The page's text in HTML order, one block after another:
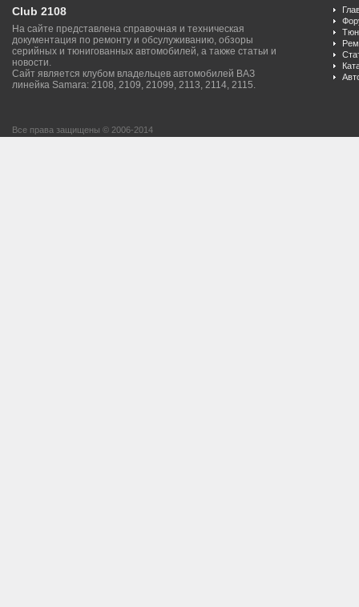
Club 2108
На сайте представлена справочная и техническая
документация по ремонту и обсулуживанию, обзоры
серийных и тюнигованных автомобилей, а также статьи и
новости.
Сайт является клубом владельцев автомобилей ВАЗ
линейка Samara: 2108, 2109, 21099, 2113, 2114, 2115.
Все права защищены © 2006-2014